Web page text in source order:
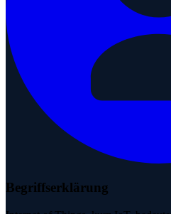
Begriffserklärung